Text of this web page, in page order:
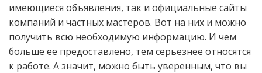
имеющиеся объявления, так и официальные сайты
компаний и частных мастеров. Вот на них и можно
получить всю необходимую информацию. И чем
больше ее предоставлено, тем серьезнее относятся
к работе. А значит, можно быть уверенным, что вы